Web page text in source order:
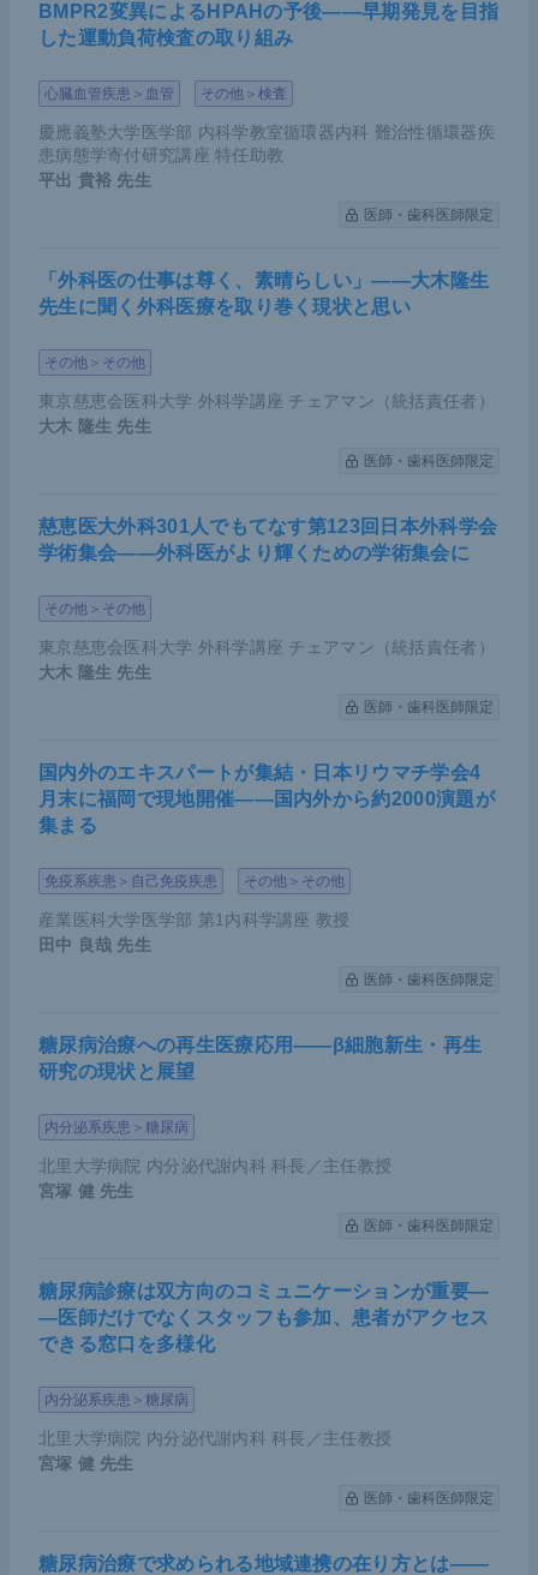
BMPR2変異によるHPAHの予後――早期発見を目指
した運動負荷検査の取り組み
心臓血管疾患＞血管 その他＞検査
慶應義塾大学医学部 内科学教室循環器内科 難治性循環器疾
患病態学寄付研究講座 特任助教
平出 貴裕 先生
医師・歯科医師限定
「外科医の仕事は尊く、素晴らしい」――大木隆生
先生に聞く外科医療を取り巻く現状と思い
その他＞その他
東京慈恵会医科大学 外科学講座 チェアマン（統括責任者）
大木 隆生 先生
医師・歯科医師限定
慈恵医大外科301人でもてなす第123回日本外科学会
学術集会――外科医がより輝くための学術集会に
その他＞その他
東京慈恵会医科大学 外科学講座 チェアマン（統括責任者）
大木 隆生 先生
医師・歯科医師限定
国内外のエキスパートが集結・日本リウマチ学会4
月末に福岡で現地開催――国内外から約2000演題が
集まる
免疫系疾患＞自己免疫疾患 その他＞その他
産業医科大学医学部 第1内科学講座 教授
田中 良哉 先生
医師・歯科医師限定
糖尿病治療への再生医療応用――β細胞新生・再生
研究の現状と展望
内分泌系疾患＞糖尿病
北里大学病院 内分泌代謝内科 科長／主任教授
宮塚 健 先生
医師・歯科医師限定
糖尿病診療は双方向のコミュニケーションが重要―
―医師だけでなくスタッフも参加、患者がアクセス
できる窓口を多様化
内分泌系疾患＞糖尿病
北里大学病院 内分泌代謝内科 科長／主任教授
宮塚 健 先生
医師・歯科医師限定
糖尿病治療で求められる地域連携の在り方とは――